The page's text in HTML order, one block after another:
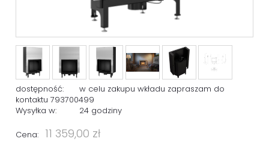
dostępność:
w celu zakupu wkładu zapraszam do
kontaktu 793700499
Wysyłka w:
24 godziny
Cena: 11 359,00 zł